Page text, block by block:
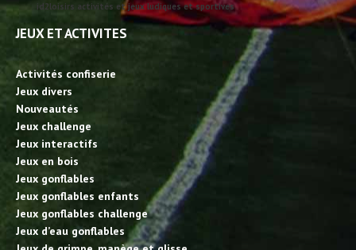
id2loisirs activités et jeux ludiques et sportives
JEUX ET ACTIVITES
Activités confiserie
Jeux divers
Nouveautés
Jeux challenge
Jeux interactifs
Jeux en bois
Jeux gonflables
Jeux gonflables enfants
Jeux gonflables challenge
Jeux d’eau gonflables